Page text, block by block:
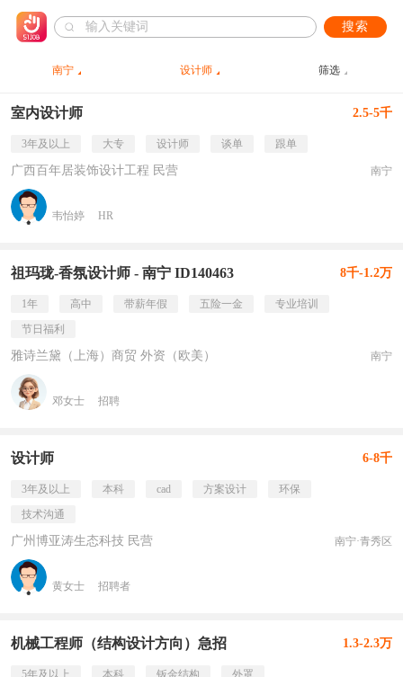
搜索
南宁 设计师 筛选
室内设计师 2.5-5千
3年及以上 大专 设计师 谈单 跟单
广西百年居装饰设计工程 民营 南宁
韦怡婷 HR
祖玛珑-香氛设计师 - 南宁 ID140463 8千-1.2万
1年 高中 带薪年假 五险一金
专业培训
节日福利
雅诗兰黛（上海）商贸 外资（欧美） 南宁
邓女士 招聘
设计师 6-8千
3年及以上 本科 cad 方案设计
环保
技术沟通
广州博亚涛生态科技 民营 南宁·青秀区
黄女士 招聘者
机械工程师（结构设计方向）急招 1.3-2.3万
5年及以上 本科 钣金结构 外罩